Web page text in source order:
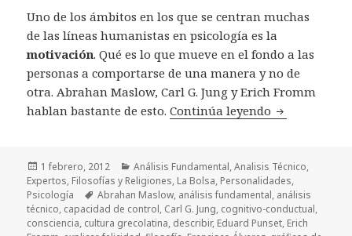
Uno de los ámbitos en los que se centran muchas
de las líneas humanistas en psicología es la
motivación. Qué es lo que mueve en el fondo a las
personas a comportarse de una manera y no de
otra. Abrahan Maslow, Carl G. Jung y Erich Fromm
hablan bastante de esto.Continúa leyendo Freud,
Publicado
el
1 febrero, 2012 Categorías
Análisis Fundamental,Analisis Técnico,
Expertos, Filosofías y Religiones, La Bolsa, Personalidades,
Psicología
Etiquetas
Abrahan Maslow, análisis fundamental, análisis
técnico, capacidad de control, Carl G. Jung, cognitivo-conductual,
consciencia, cultura grecolatina, describir, Eduard Punset, Erich